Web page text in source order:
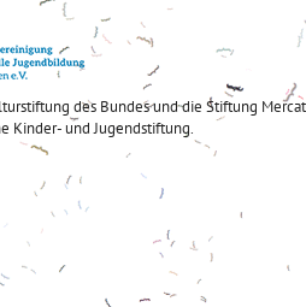
des Bundes und die Stiftung
Kinder- und Jugendstiftung.